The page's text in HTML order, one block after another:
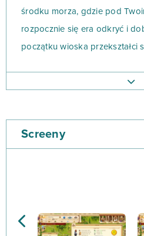
środku morza, gdzie pod
rozpocznie się era odkryć i
początku wioska przekształci
strategią online, bowiem na
dostaniesz tylko mały (choć
całym świecie Ikariam.
Screeny